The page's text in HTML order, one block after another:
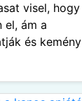
visel, hogy
el, ám a
és kemény